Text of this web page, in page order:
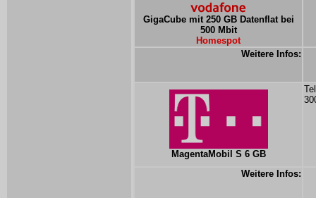
GigaCube mit 250 GB Datenflat bei
500 Mbit
Homespot
Weitere Infos:
MagentaMobil S 6 GB
Weitere Infos: